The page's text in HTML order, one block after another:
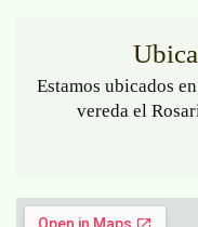
Estamos ubicados
vereda el